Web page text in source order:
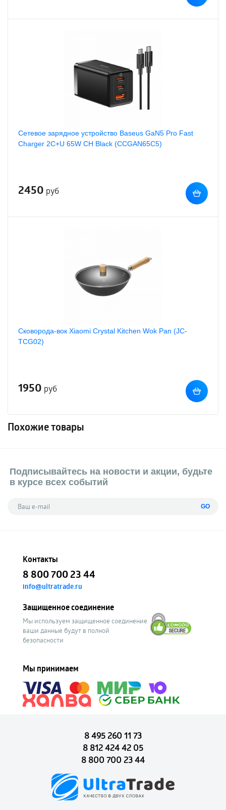
Сетевое зарядное устройство Baseus GaN5 Pro Fast
Charger 2C+U 65W CH Black (CCGAN65C5)
2450 руб
Сковорода-вок Xiaomi Crystal Kitchen Wok Pan (JC-
TCG02)
1950 руб
Похожие товары
Подписывайтесь на новости и акции, будьте
в курсе всех событий
GO
Контакты
8 800 700 23 44
info@ultratrade.ru
Защищенное соединение
Мы используем защищенное соединение
ваши данные будут в полной
безопасности
Мы принимаем
8 495 260 11 73
8 812 424 42 05
8 800 700 23 44